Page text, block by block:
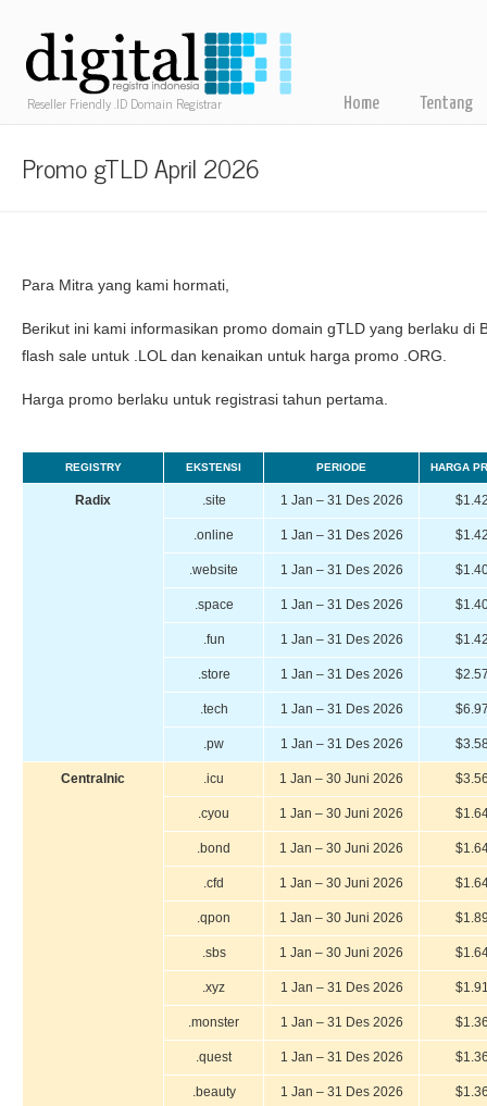
Reseller Friendly .ID Domain Registrar Home Tentang
Promo gTLD April 2026
Para Mitra yang kami hormati,
Berikut ini kami informasikan promo domain gTLD yang berlaku di
flash sale untuk .LOL dan kenaikan untuk harga promo .ORG.
Harga promo berlaku untuk registrasi tahun pertama.
REGISTRY EKSTENSI PERIODE HARGA
Radix .site 1 Jan – 31 Des 2026
.online 1 Jan – 31 Des 2026
.website 1 Jan – 31 Des 2026
.space 1 Jan – 31 Des 2026
.fun 1 Jan – 31 Des 2026
.store 1 Jan – 31 Des 2026
.tech 1 Jan – 31 Des 2026
.pw 1 Jan – 31 Des 2026
Centralnic .icu 1 Jan – 30 Juni 2026
.cyou 1 Jan – 30 Juni 2026
.bond 1 Jan – 30 Juni 2026
.cfd 1 Jan – 30 Juni 2026
.qpon 1 Jan – 30 Juni 2026
.sbs 1 Jan – 30 Juni 2026
.xyz 1 Jan – 31 Des 2026
.monster 1 Jan – 31 Des 2026
.quest 1 Jan – 31 Des 2026
.beauty 1 Jan – 31 Des 2026